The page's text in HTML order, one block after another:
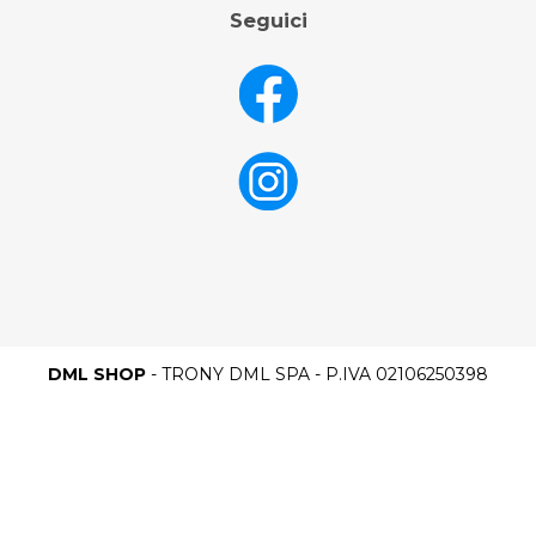
Seguici
DML SHOP - TRONY DML SPA - P.IVA 02106250398